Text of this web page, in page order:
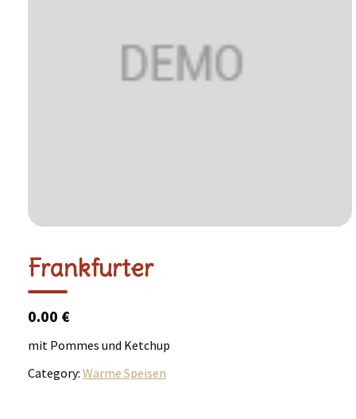
Frankfurter
0.00 €
mit Pommes und Ketchup
Category: Warme Speisen